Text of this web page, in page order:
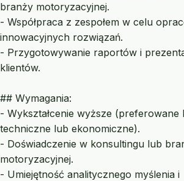
branży motoryzacyjnej.
- Współpraca z zespołem w celu
innowacyjnych rozwiązań.
- Przygotowywanie raportów i
klientów.
## Wymagania:
- Wykształcenie wyższe (preferowane
techniczne lub ekonomiczne).
- Doświadczenie w konsultingu lub
motoryzacyjnej.
- Umiejętność analitycznego myślenia i